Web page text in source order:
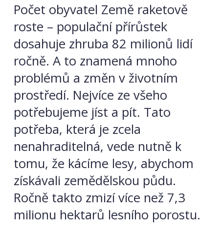
Počet obyvatel Země raketově
roste – populační přírůstek
dosahuje zhruba 82 milionů lidí
ročně. A to znamená mnoho
problémů a změn v životním
prostředí. Nejvíce ze všeho
potřebujeme jíst a pít. Tato
potřeba, která je zcela
nenahraditelná, vede nutně k
tomu, že kácíme lesy, abychom
získávali zemědělskou půdu.
Ročně takto zmizí více než 7,3
milionu hektarů lesního porostu.